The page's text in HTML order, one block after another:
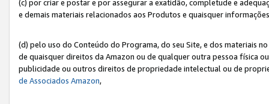
(c) por criar e postar e por assegurar a exatidão, completude e
e demais materiais relacionados aos Produtos e quaisquer
(d) pelo uso do Conteúdo do Programa, do seu Site, e dos materiais
de quaisquer direitos da Amazon ou de qualquer outra pessoa física
publicidade ou outros direitos de propriedade intelectual ou de
de Associados Amazon,